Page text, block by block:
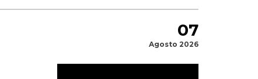
07
Agosto 2026